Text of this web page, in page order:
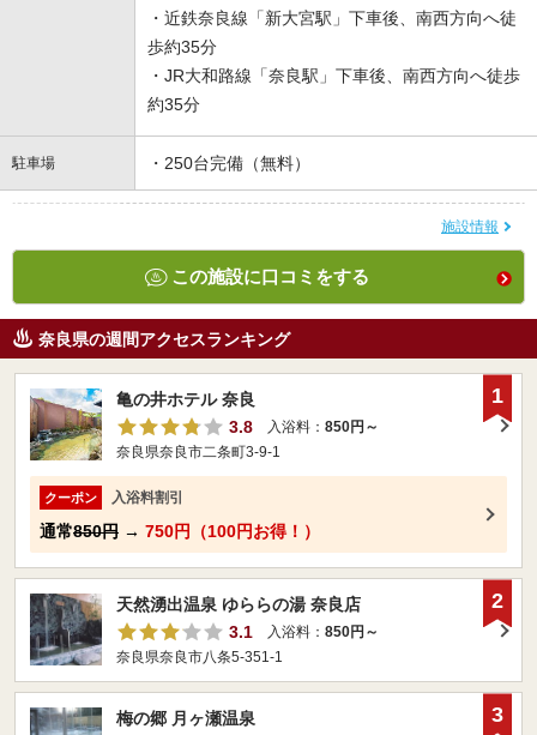
・近鉄奈良線「新大宮駅」下車後、南西方向へ徒
歩約35分
・JR大和路線「奈良駅」下車後、南西方向へ徒歩
約35分
駐車場 ・250台完備（無料）
施設情報
この施設に口コミをする
奈良県の週間アクセスランキング
亀の井ホテル 奈良
3.8
入浴料： 850円～
奈良県奈良市二条町3-9-1
クーポン 入浴料割引
通常850円 → 750円（100円お得！）
1
天然湧出温泉 ゆららの湯 奈良店
3.1
入浴料： 850円～
奈良県奈良市八条5-351-1
2
梅の郷 月ヶ瀬温泉 3